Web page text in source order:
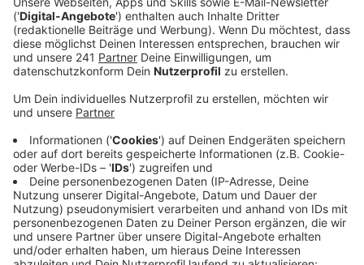
ausweichen.
Veröffentlicht:Montag, 23.10.2023 06:43
Anzeige
Die Umleitung ist mit gelben Schildern markiert.
Hintergrund der Sperrung ist die A1. Die Autobahn
GmbH arbeitet in dieser Woche an der Überführung
über den Westring. Auch Autofahrer auf der A1
Richtung Köln müssen sich diese Woche auf
Behinderungen einstellen. Wegen Bauarbeiten ist die
Ausfahrt in der Anschlussstelle Köln-Niehl ab Montag